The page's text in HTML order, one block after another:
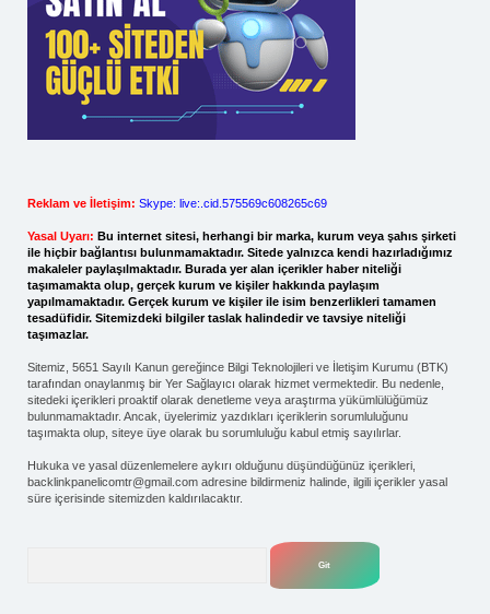
Reklam ve İletişim: Skype: live:.cid.575569c608265c69
Yasal Uyarı: Bu internet sitesi, herhangi bir marka, kurum veya şahıs şirketi
ile hiçbir bağlantısı bulunmamaktadır. Sitede yalnızca kendi hazırladığımız
makaleler paylaşılmaktadır. Burada yer alan içerikler haber niteliği
taşımamakta olup, gerçek kurum ve kişiler hakkında paylaşım
yapılmamaktadır. Gerçek kurum ve kişiler ile isim benzerlikleri tamamen
tesadüfidir. Sitemizdeki bilgiler taslak halindedir ve tavsiye niteliği
taşımazlar.
Sitemiz, 5651 Sayılı Kanun gereğince Bilgi Teknolojileri ve İletişim Kurumu (BTK)
tarafından onaylanmış bir Yer Sağlayıcı olarak hizmet vermektedir. Bu nedenle,
sitedeki içerikleri proaktif olarak denetleme veya araştırma yükümlülüğümüz
bulunmamaktadır. Ancak, üyelerimiz yazdıkları içeriklerin sorumluluğunu
taşımakta olup, siteye üye olarak bu sorumluluğu kabul etmiş sayılırlar.
Hukuka ve yasal düzenlemelere aykırı olduğunu düşündüğünüz içerikleri,
backlinkpanelicomtr@gmail.com adresine bildirmeniz halinde, ilgili içerikler yasal
süre içerisinde sitemizden kaldırılacaktır.